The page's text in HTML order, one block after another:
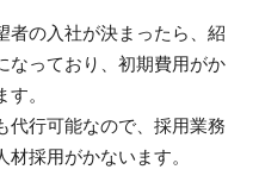
者の入社が決まったら、紹
なっており、初期費用がか
。
代行可能なので、採用業務
採用がかないます。